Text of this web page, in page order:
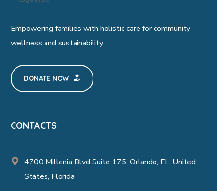
Empowering families with holistic care for community
wellness and sustainability.
DONATE NOW
CONTACTS
4700 Millenia Blvd Suite 175, Orlando, FL, United
States, Florida